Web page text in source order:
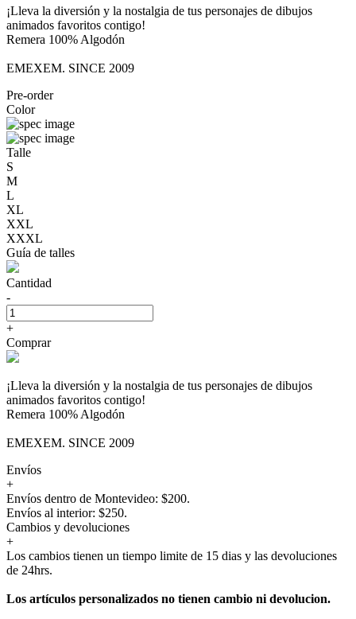
¡Lleva la diversión y la nostalgia de tus personajes de dibujos
animados favoritos contigo!
Remera 100% Algodón
EMEXEM. SINCE 2009
Pre-order
Color
Talle
S
M
L
XL
XXL
XXXL
Guía de talles
Cantidad
-
+
Comprar
¡Lleva la diversión y la nostalgia de tus personajes de dibujos
animados favoritos contigo!
Remera 100% Algodón
EMEXEM. SINCE 2009
Envíos
+
Envíos dentro de Montevideo: $200.
Envíos al interior: $250.
Cambios y devoluciones
+
Los cambios tienen un tiempo limite de 15 dias y las devoluciones
de 24hrs.
Los artículos personalizados no tienen cambio ni devolucion.